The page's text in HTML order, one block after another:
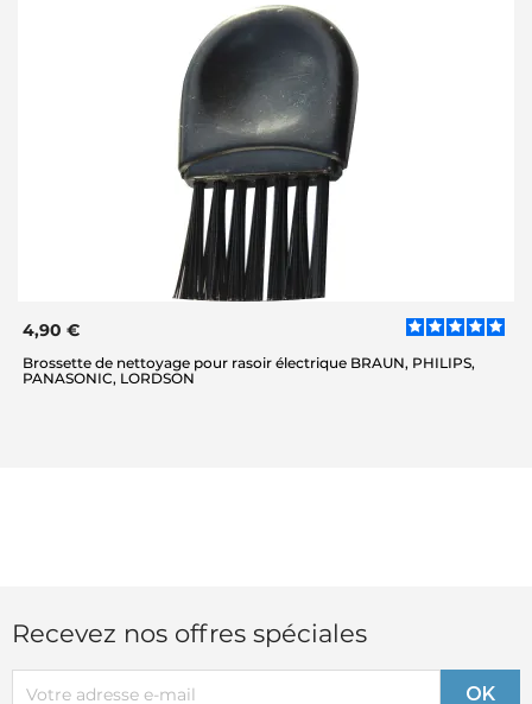
4,90 €
Brossette de nettoyage pour rasoir électrique BRAUN, PHILIPS,
PANASONIC, LORDSON
Recevez nos offres spéciales